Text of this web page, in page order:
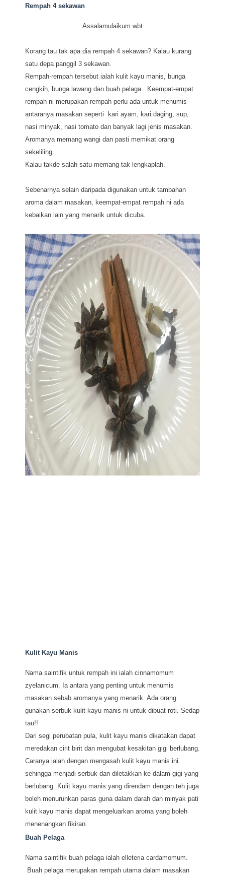
Rempah 4 sekawan
Assalamulaikum wbt
Korang tau tak apa dia rempah 4 sekawan? Kalau kurang
satu depa panggil 3 sekawan.
Rempah-rempah tersebut ialah kulit kayu manis, bunga
cengkih, bunga lawang dan buah pelaga. Keempat-empat
rempah ni merupakan rempah perlu ada untuk menumis
antaranya masakan seperti kari ayam, kari daging, sup,
nasi minyak, nasi tomato dan banyak lagi jenis masakan.
Aromanya memang wangi dan pasti memikat orang
sekeliling.
Kalau takde salah satu memang tak lengkaplah.
Sebenarnya selain daripada digunakan untuk tambahan
aroma dalam masakan, keempat-empat rempah ni ada
kebaikan lain yang menarik untuk dicuba.
Kulit Kayu Manis
Nama saintifik untuk rempah ini ialah cinnamomum
zyelanicum. Ia antara yang penting untuk menumis
masakan sebab aromanya yang menarik. Ada orang
gunakan serbuk kulit kayu manis ni untuk dibuat roti. Sedap
tau!!
Dari segi perubatan pula, kulit kayu manis dikatakan dapat
meredakan cirit birit dan mengubat kesakitan gigi berlubang.
Caranya ialah dengan mengasah kulit kayu manis ini
sehingga menjadi serbuk dan diletakkan ke dalam gigi yang
berlubang. Kulit kayu manis yang direndam dengan teh juga
boleh menurunkan paras guna dalam darah dan minyak pati
kulit kayu manis dapat mengeluarkan aroma yang boleh
menenangkan fikiran.
Buah Pelaga
Nama saintifik buah pelaga ialah elleteria cardamomum.
Buah pelaga merupakan rempah utama dalam masakan